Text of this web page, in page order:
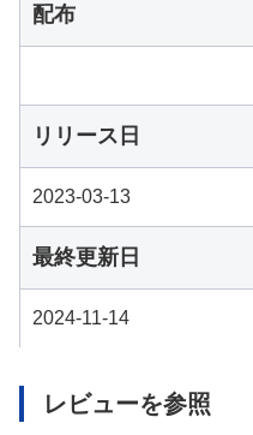
配布
リリース日
2023-03-13
最終更新日
2024-11-14
レビューを参照